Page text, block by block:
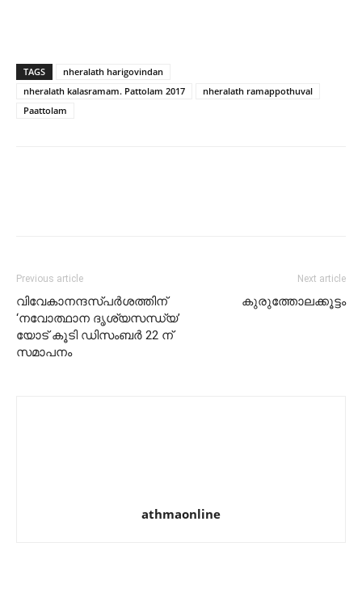
TAGS
nheralath harigovindan
nheralath kalasramam. Pattolam 2017
nheralath ramappothuval
Paattolam
Previous article
വിവേകാനന്ദസ്പര്‍ശത്തിന്
‘നവോത്ഥാന ദൃശ്യസന്ധ്യ’
യോട് കൂടി ഡിസംബര്‍ 22 ന്
സമാപനം
Next article
കുരുത്തോലക്കൂട്ടം
athmaonline